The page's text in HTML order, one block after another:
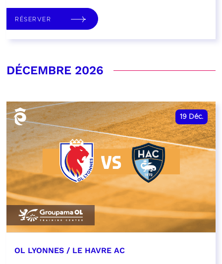
RÉSERVER
DÉCEMBRE 2026
19 Déc.
OL LYONNES / LE HAVRE AC